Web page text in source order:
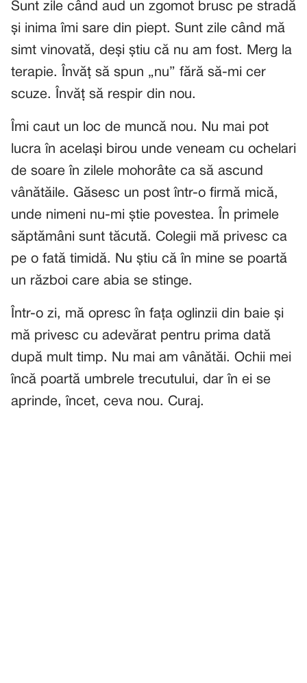
Sunt zile când aud un zgomot brusc pe stradă
și inima îmi sare din piept. Sunt zile când mă
simt vinovată, deși știu că nu am fost. Merg la
terapie. Învăț să spun „nu” fără să-mi cer
scuze. Învăț să respir din nou.
Îmi caut un loc de muncă nou. Nu mai pot
lucra în același birou unde veneam cu ochelari
de soare în zilele mohorâte ca să ascund
vânătăile. Găsesc un post într-o firmă mică,
unde nimeni nu-mi știe povestea. În primele
săptămâni sunt tăcută. Colegii mă privesc ca
pe o fată timidă. Nu știu că în mine se poartă
un război care abia se stinge.
Într-o zi, mă opresc în fața oglinzii din baie și
mă privesc cu adevărat pentru prima dată
după mult timp. Nu mai am vânătăi. Ochii mei
încă poartă umbrele trecutului, dar în ei se
aprinde, încet, ceva nou. Curaj.